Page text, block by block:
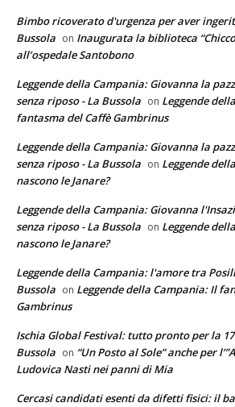
Bimbo ricoverato d'urgenza per aver
Bussola on Inaugurata la biblioteca
all’ospedale Santobono
Leggende della Campania: Giovanna la
senza riposo - La Bussola on Leggende
fantasma del Caffè Gambrinus
Leggende della Campania: Giovanna la
senza riposo - La Bussola on Leggende
nascono le Janare?
Leggende della Campania: Giovanna
senza riposo - La Bussola on Leggende
nascono le Janare?
Leggende della Campania: l'amore tra
Bussola on Leggende della Campania: Il
Gambrinus
Ischia Global Festival: tutto pronto per la
Bussola on “Un Posto al Sole” anche per
Ludovica Nasti nei panni di Mia
Cercasi candidati esenti da difetti fisici: il